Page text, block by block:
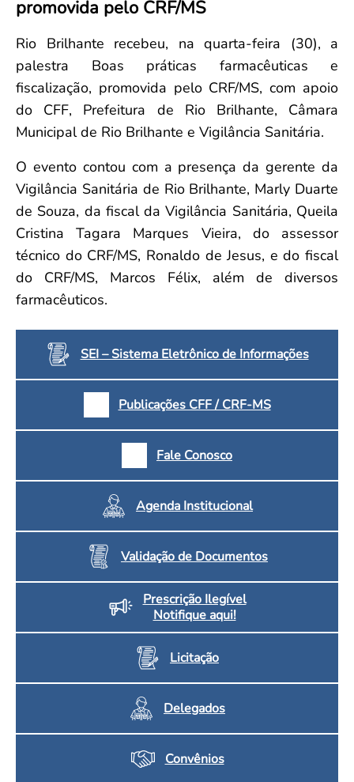
Convenção Coletiva 2025/2026 – Piso salarial Farmácias e Drogaria
Calendário Eleitoral
Candidatos
Votação
Dúvidas Frequentes
Eleições Anteriores
promovida pelo CRF/MS
Rio Brilhante recebeu, na quarta-feira (30), a
palestra Boas práticas farmacêuticas e
fiscalização, promovida pelo CRF/MS, com apoio
do CFF, Prefeitura de Rio Brilhante, Câmara
Municipal de Rio Brilhante e Vigilância Sanitária.
O evento contou com a presença da gerente da
Vigilância Sanitária de Rio Brilhante, Marly Duarte
de Souza, da fiscal da Vigilância Sanitária, Queila
Cristina Tagara Marques Vieira, do assessor
técnico do CRF/MS, Ronaldo de Jesus, e do fiscal
do CRF/MS, Marcos Félix, além de diversos
farmacêuticos.
SEI – Sistema Eletrônico de Informações
Publicações CFF / CRF-MS
Fale Conosco
Agenda Institucional
Validação de Documentos
Prescrição Ilegível
Notifique aqui!
Licitação
Delegados
Convênios